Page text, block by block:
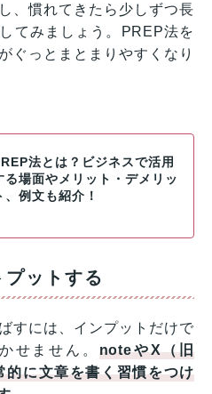
、慣れてきたら少しずつ長
てみましょう。PREP法を
ぐっとまとまりやすくなり
法とは？ビジネスで活用
る場面やメリット・デメリッ
、例文も紹介！
ットする
すには、インプットだけで
せません。 noteやX（旧
に文章を書く習慣をつけ